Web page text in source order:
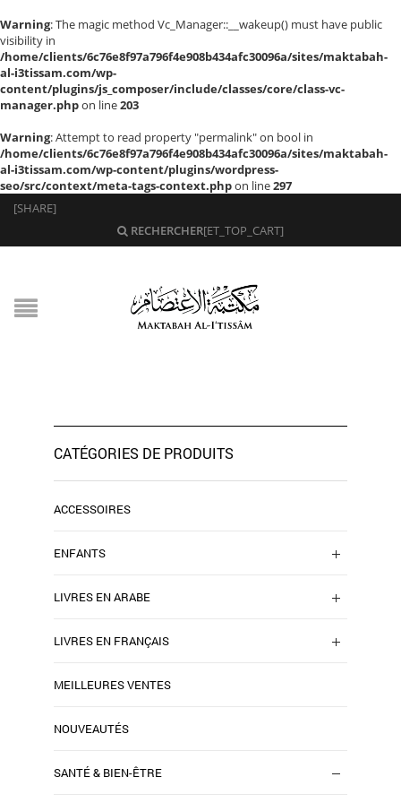
Warning: The magic method Vc_Manager::__wakeup() must have public
visibility in
/home/clients/6c76e8f97a796f4e908b434afc30096a/sites/maktabah-
al-i3tissam.com/wp-
content/plugins/js_composer/include/classes/core/class-vc-
manager.phpon line203
Warning: Attempt to read property "permalink" on bool in
/home/clients/6c76e8f97a796f4e908b434afc30096a/sites/maktabah-
al-i3tissam.com/wp-content/plugins/wordpress-
seo/src/context/meta-tags-context.phpon line297
[SHARE]
RECHERCHER[ET_TOP_CART]
CATÉGORIES DE PRODUITS
ACCESSOIRES
ENFANTS
LIVRES EN ARABE
LIVRES EN FRANÇAIS
MEILLEURES VENTES
NOUVEAUTÉS
SANTÉ & BIEN-ÊTRE